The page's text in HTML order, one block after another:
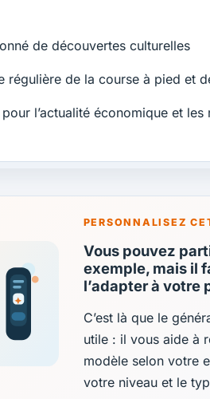
de découvertes culturelles
régulière de la course à pied et
l’actualité économique et
PERSONNALISEZ
Vous pouvez
exemple, mais il
l’adapter à votre
C’est là que le
utile : il vous aide à
modèle selon votre
votre niveau et le